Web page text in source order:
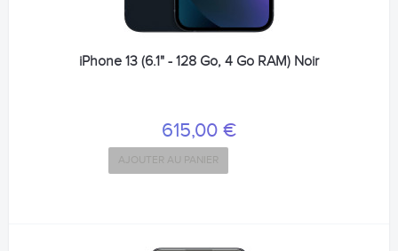
iPhone 13 (6.1" - 128 Go, 4 Go RAM) Noir
615,00 €
AJOUTER AU PANIER